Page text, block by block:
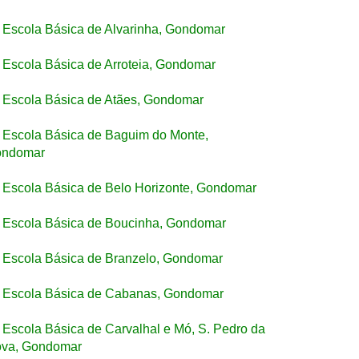
Escola Básica de Alvarinha, Gondomar
Escola Básica de Arroteia, Gondomar
Escola Básica de Atães, Gondomar
Escola Básica de Baguim do Monte,
Escola Básica de Belo Horizonte, Gondomar
Escola Básica de Boucinha, Gondomar
Escola Básica de Branzelo, Gondomar
Escola Básica de Cabanas, Gondomar
Escola Básica de Carvalhal e Mó, S. Pedro da
Gondomar